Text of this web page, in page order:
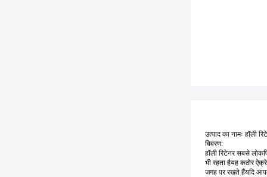
उत्पाद का नामः हॉली
विवरण:
हॉली रिटेनर सबसे
भी रहता हैयह कठोर
जगह पर रखते हैंयदि